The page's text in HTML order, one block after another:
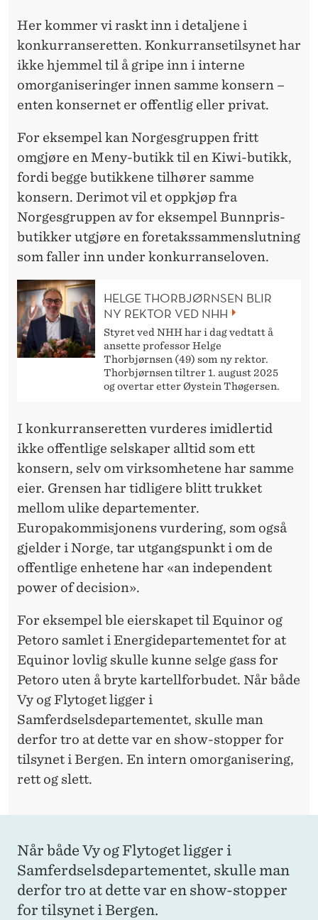
Her kommer vi raskt inn i detaljene i
konkurranseretten. Konkurransetilsynet har
ikke hjemmel til å gripe inn i interne
omorganiseringer innen samme konsern –
enten konsernet er offentlig eller privat.
For eksempel kan Norgesgruppen fritt
omgjøre en Meny-butikk til en Kiwi-butikk,
fordi begge butikkene tilhører samme
konsern. Derimot vil et oppkjøp fra
Norgesgruppen av for eksempel Bunnpris-
butikker utgjøre en foretakssammenslutning
som faller inn under konkurranseloven.
HELGE THORBJØRNSEN BLIR
NY REKTOR VED NHH
Styret ved NHH har i dag vedtatt å
ansette professor Helge
Thorbjørnsen (49) som ny rektor.
Thorbjørnsen tiltrer 1. august 2025
og overtar etter Øystein Thøgersen.
I konkurranseretten vurderes imidlertid
ikke offentlige selskaper alltid som ett
konsern, selv om virksomhetene har samme
eier. Grensen har tidligere blitt trukket
mellom ulike departementer.
Europakommisjonens vurdering, som også
gjelder i Norge, tar utgangspunkt i om de
offentlige enhetene har «an independent
power of decision».
For eksempel ble eierskapet til Equinor og
Petoro samlet i Energidepartementet for at
Equinor lovlig skulle kunne selge gass for
Petoro uten å bryte kartellforbudet. Når både
Vy og Flytoget ligger i
Samferdselsdepartementet, skulle man
derfor tro at dette var en show-stopper for
tilsynet i Bergen. En intern omorganisering,
rett og slett.
Når både Vy og Flytoget ligger i
Samferdselsdepartementet, skulle man
derfor tro at dette var en show-stopper
for tilsynet i Bergen.